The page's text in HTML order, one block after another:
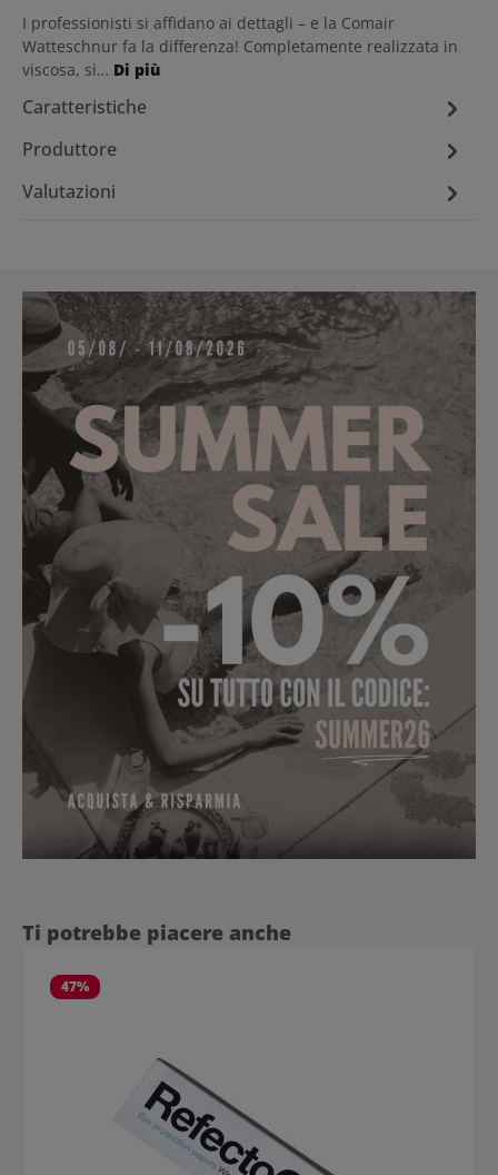
I professionisti si affidano ai dettagli – e la Comair
Watteschnur fa la differenza! Completamente realizzata in
viscosa, si… Di più
Caratteristiche
Produttore
Valutazioni
Salta la galleria dei prodotti
Ti potrebbe piacere anche
47%